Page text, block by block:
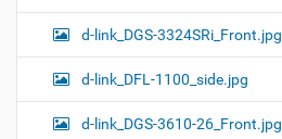
d-link_DGS-3324SRi_Front.jpg
d-link_DFL-1100_side.jpg
d-link_DGS-3610-26_Front.jpg